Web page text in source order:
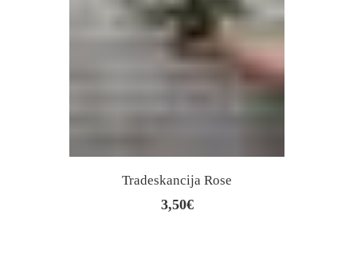
Tradeskancija Rose
3,50€